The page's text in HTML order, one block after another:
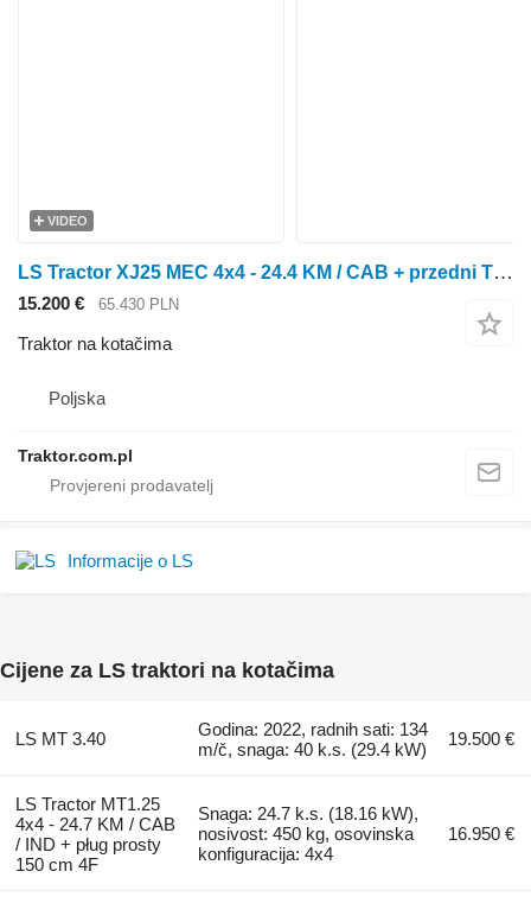
VIDEO
LS Tractor XJ25 MEC 4x4 - 24.4 KM / CAB + przedni TUZ 4FARMER
15.200 € 65.430 PLN
Traktor na kotačima
Poljska
Traktor.com.pl
Informacije o LS
Cijene za LS traktori na kotačima
LS MT 3.40
Godina: 2022, radnih sati: 134
m/č, snaga: 40 k.s. (29.4 kW)
19.500 €
LS Tractor MT1.25
4x4 - 24.7 KM / CAB
/ IND + pług prosty
150 cm 4F
Snaga: 24.7 k.s. (18.16 kW),
nosivost: 450 kg, osovinska
konfiguracija: 4x4
16.950 €